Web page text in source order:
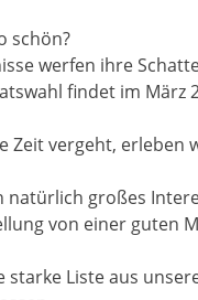
schön?
werfen ihre
findet im März
Zeit vergeht, erleben
natürlich großes
von einer guten
starke Liste aus